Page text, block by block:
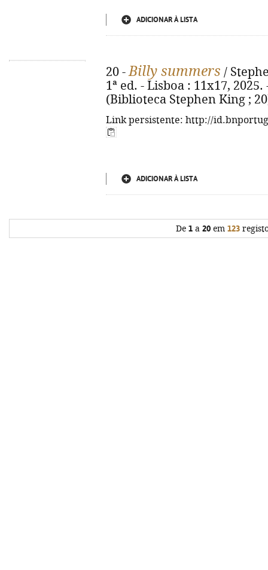
ADICIONAR À LISTA
20 -Billy summers /
1ª ed. - Lisboa : 11x17,
(Biblioteca Stephen King ;
Link persistente: http://
ADICIONAR À LISTA
De 1 a 20 em 123